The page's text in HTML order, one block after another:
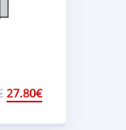
27.80€